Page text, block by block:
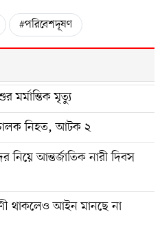
#পরিবেশদূষণ
মর্মান্তিক মৃত্যু
নিহত, আটক ২
নিয়ে আন্তর্জাতিক নারী দিবস
থাকলেও আইন মানছে না